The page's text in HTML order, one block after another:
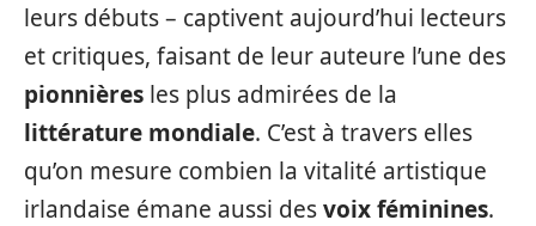
leurs débuts – captivent aujourd’hui lecteurs
et critiques, faisant de leur auteure l’une des
pionnières les plus admirées de la
littérature mondiale. C’est à travers elles
qu’on mesure combien la vitalité artistique
irlandaise émane aussi desvoix féminines.